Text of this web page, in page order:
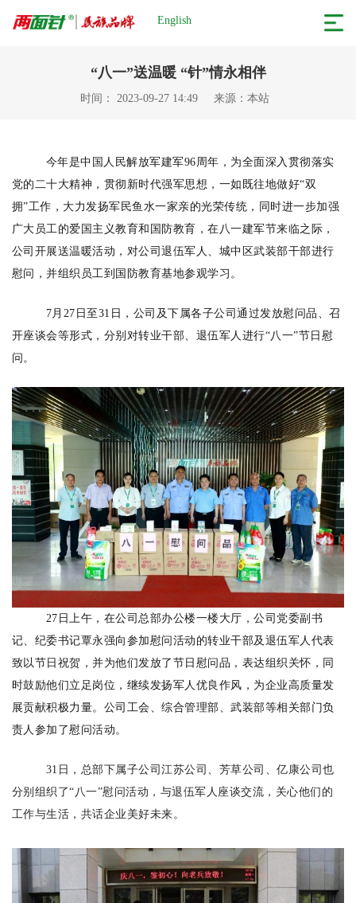
English
“八一”送温暖 “针”情永相伴
时间： 2023-09-27 14:49 来源：本站
今年是中国人民解放军建军96周年，为全面深入 贯彻落实
党的二十大精神，贯彻新时代强军思想，一如既往地做好“双
拥”工作，大力发扬军民鱼水一家亲的光荣传统，同时进一步加强
广大员工的爱国主义教育和国防教育，在八一建军节来临之际，
公司开展送温暖活动，对公司退伍军人、城中区武装部干部进行
慰问，并组织员工到国防教育基地参观学习。
7月27日至31日，公司及下属各子公司通过发放慰问品、召
开座谈会等形式，分别对转业干部、退伍军人进行“八一”节日慰
问。
27日上午，在公司总部办公楼一楼大厅，公司党委副书
记、纪委书记覃永强向参加慰问活动的转业干部及退伍军人代表
致以节日祝贺，并为他们发放了节日慰问品，表达组织关怀，同
时鼓励他们立足岗位，继续发扬军人优良作风，为企业高质量发
展贡献积极力量。公司工会、综合管理部、武装部等相关部门负
责人参加了慰问活动。
31日，总部下属子公司江苏公司、芳草公司、亿康公司也
分别组织了“八一”慰问活动，与退伍军人座谈交流，关心他们的
工作与生活，共话企业美好未来。